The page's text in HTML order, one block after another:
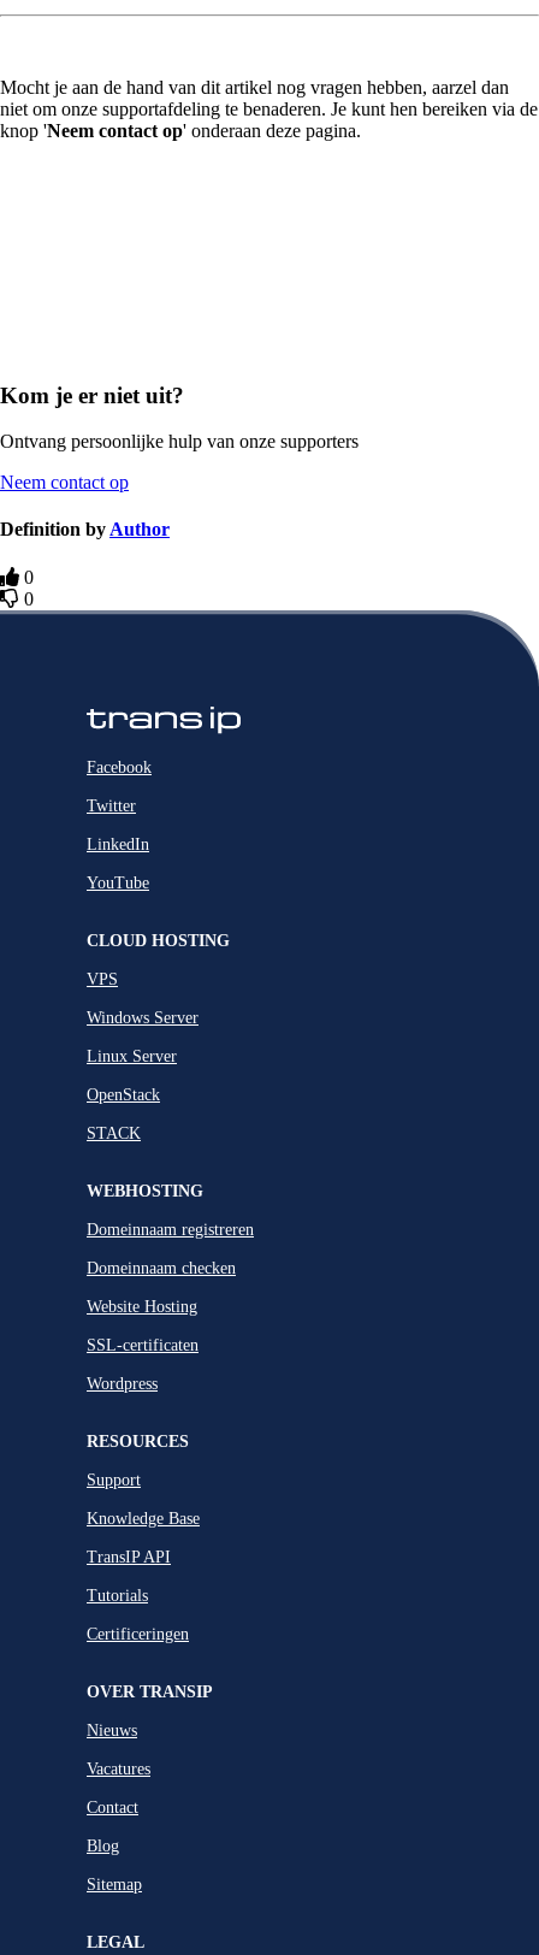
Mocht je aan de hand van dit artikel nog vragen hebben, aarzel dan
niet om onze supportafdeling te benaderen. Je kunt hen bereiken via de
knop 'Neem contact op' onderaan deze pagina.
Kom je er niet uit?
Ontvang persoonlijke hulp van onze supporters
Neem contact op
Definition byAuthor
0
0
Facebook
Twitter
LinkedIn
YouTube
CLOUD HOSTING
VPS
Windows Server
Linux Server
OpenStack
STACK
WEBHOSTING
Domeinnaam registreren
Domeinnaam checken
Website Hosting
SSL-certificaten
Wordpress
RESOURCES
Support
Knowledge Base
TransIP API
Tutorials
Certificeringen
OVER TRANSIP
Nieuws
Vacatures
Contact
Blog
Sitemap
LEGAL